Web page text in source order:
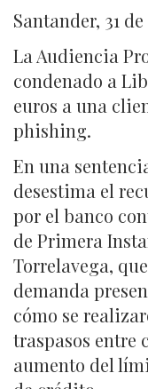
Santander, 31
La Audiencia
condenado a
euros a una
phishing.
En una
desestima el
por el banco
de Primera
Torrelavega,
demanda
cómo se
traspasos entre
aumento del